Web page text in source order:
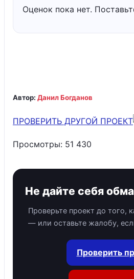
Оценок пока нет.
Автор: Данил Богданов
ПРОВЕРИТЬ ДРУГОЙ ПРОЕКТ
Просмотры: 51 430
Не дайте себя
Проверьте проект до того,
— или оставьте жалобу,
Проверить